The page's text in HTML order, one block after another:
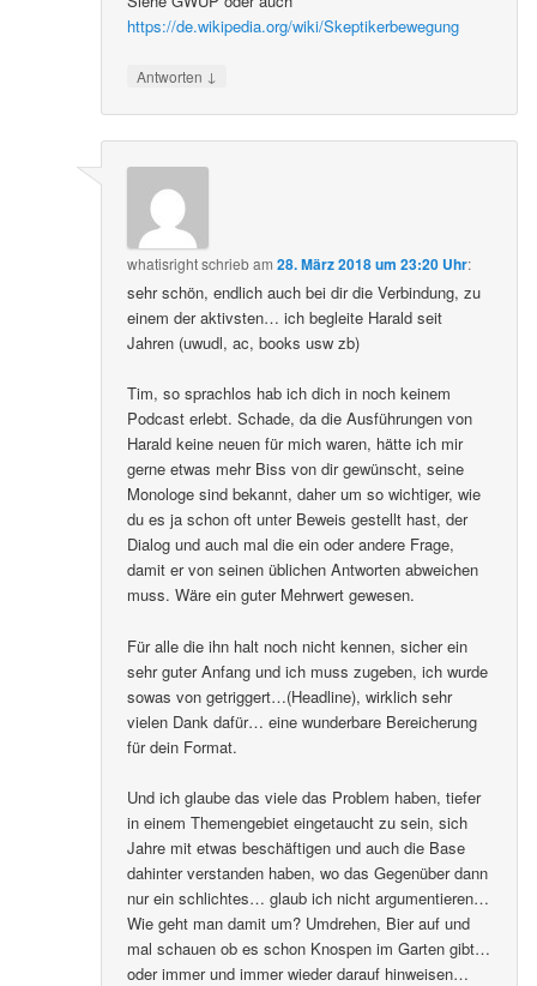
https://de.wikipedia.org/wiki/Skeptikerbewegung
Antworten ↓
whatisrightschriebam28. März 2018 um 23:20 Uhr:
sehr schön, endlich auch bei dir die Verbindung, zu
einem der aktivsten… ich begleite Harald seit
Jahren (uwudl, ac, books usw zb)
Tim, so sprachlos hab ich dich in noch keinem
Podcast erlebt. Schade, da die Ausführungen von
Harald keine neuen für mich waren, hätte ich mir
gerne etwas mehr Biss von dir gewünscht, seine
Monologe sind bekannt, daher um so wichtiger, wie
du es ja schon oft unter Beweis gestellt hast, der
Dialog und auch mal die ein oder andere Frage,
damit er von seinen üblichen Antworten abweichen
muss. Wäre ein guter Mehrwert gewesen.
Für alle die ihn halt noch nicht kennen, sicher ein
sehr guter Anfang und ich muss zugeben, ich wurde
sowas von getriggert…(Headline), wirklich sehr
vielen Dank dafür… eine wunderbare Bereicherung
für dein Format.
Und ich glaube das viele das Problem haben, tiefer
in einem Themengebiet eingetaucht zu sein, sich
Jahre mit etwas beschäftigen und auch die Base
dahinter verstanden haben, wo das Gegenüber dann
nur ein schlichtes… glaub ich nicht argumentieren…
Wie geht man damit um? Umdrehen, Bier auf und
mal schauen ob es schon Knospen im Garten gibt…
oder immer und immer wieder darauf hinweisen…